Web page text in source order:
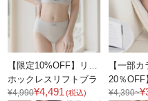
【限定10%OFF】リブ
ホックレスリフトブラ
&ショーツ《BRAmone
¥4,990¥4,491 (税込)
【一部カ
20％OFF
ースフロ
¥4,390~